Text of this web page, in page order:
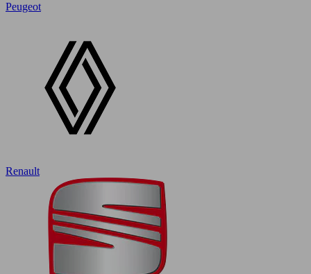
Peugeot
Renault